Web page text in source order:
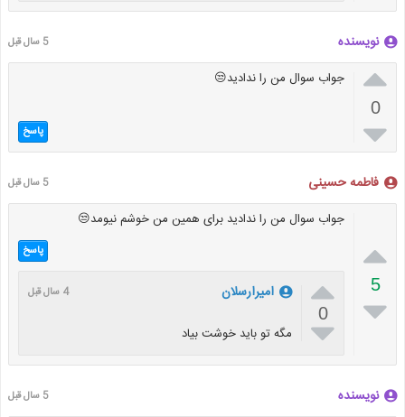
نویسنده 5 سال قبل

0

جواب سوال من را ندادید😒
پاسخ
فاطمه حسینی 5 سال قبل

5

جواب سوال من را ندادید برای همین من خوشم نیومد😒
پاسخ

0

امیرارسلان 4 سال قبل
مگه تو باید خوشت بیاد
نویسنده 5 سال قبل